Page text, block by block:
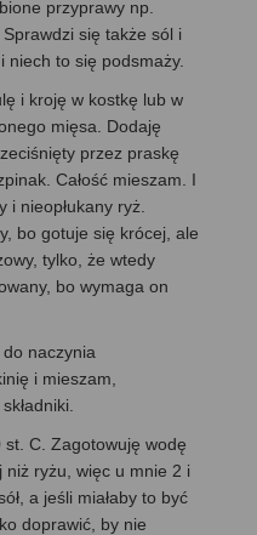
przyprawy np.
się także sól i
niech to się podsmaży.
i kroję w kostkę lub w
mięsa. Dodaję
przez praskę
Całość mieszam. I
nieopłukany ryż.
bo gotuje się krócej, ale
tylko, że wtedy
bo wymaga on
naczynia
i mieszam,
C. Zagotowuję wodę
niż ryżu, więc u mnie 2 i
a jeśli miałaby to być
doprawić, by nie